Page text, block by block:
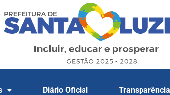
Diário Oficial Transparência